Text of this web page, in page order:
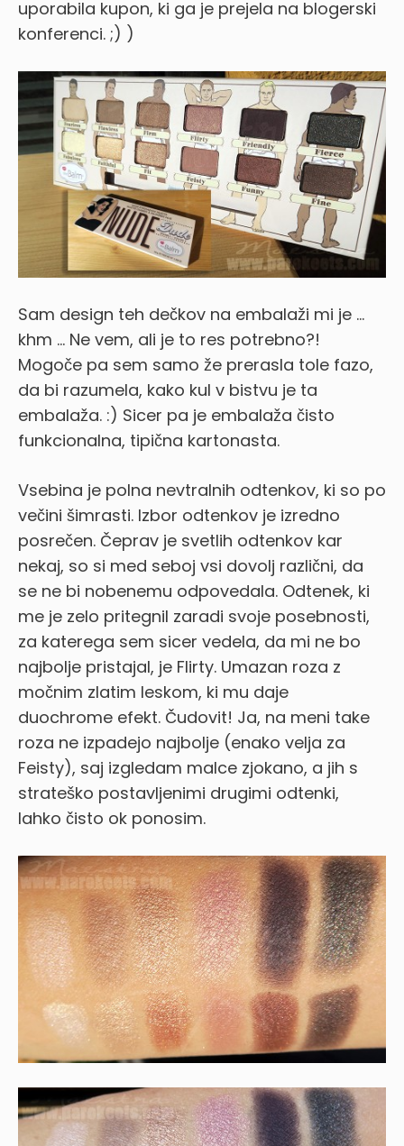
uporabila kupon, ki ga je prejela na blogerski
konferenci. ;) )
Sam design teh dečkov na embalaži mi je …
khm … Ne vem, ali je to res potrebno?!
Mogoče pa sem samo že prerasla tole fazo,
da bi razumela, kako kul v bistvu je ta
embalaža. :) Sicer pa je embalaža čisto
funkcionalna, tipična kartonasta.
Vsebina je polna nevtralnih odtenkov, ki so po
večini šimrasti. Izbor odtenkov je izredno
posrečen. Čeprav je svetlih odtenkov kar
nekaj, so si med seboj vsi dovolj različni, da
se ne bi nobenemu odpovedala. Odtenek, ki
me je zelo pritegnil zaradi svoje posebnosti,
za katerega sem sicer vedela, da mi ne bo
najbolje pristajal, je Flirty. Umazan roza z
močnim zlatim leskom, ki mu daje
duochrome efekt. Čudovit! Ja, na meni take
roza ne izpadejo najbolje (enako velja za
Feisty), saj izgledam malce zjokano, a jih s
strateško postavljenimi drugimi odtenki,
lahko čisto ok ponosim.